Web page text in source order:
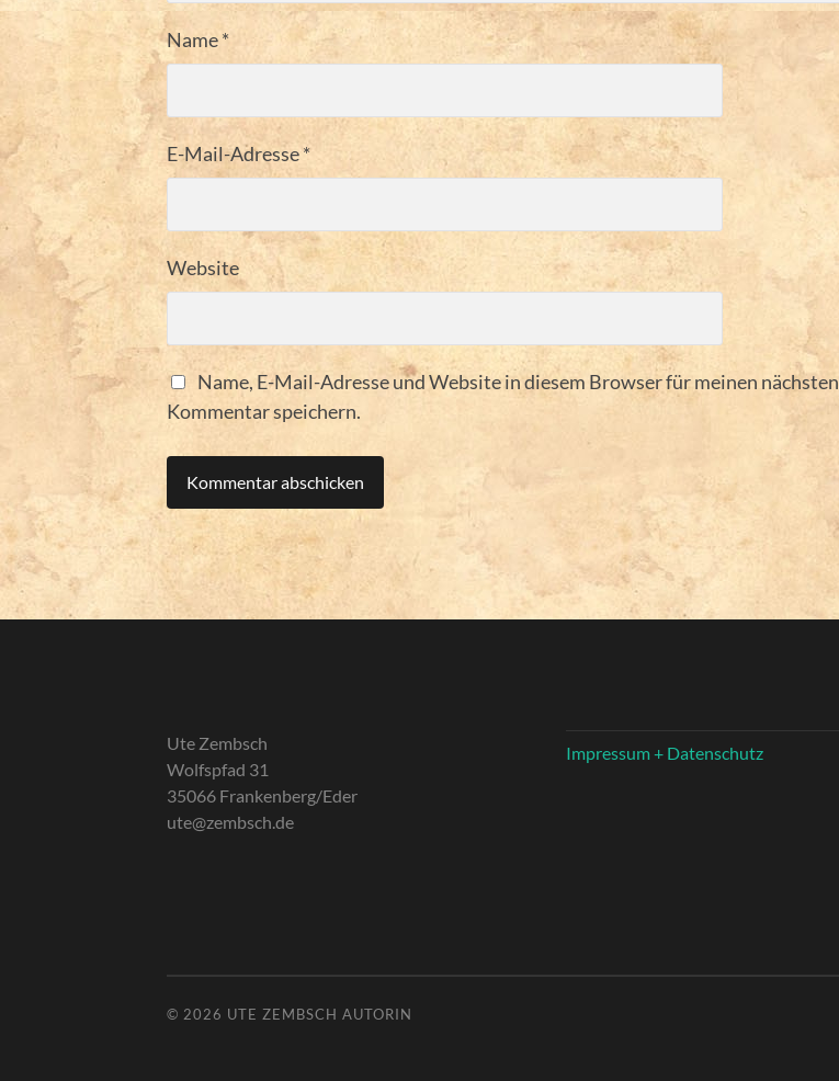
Name*
E-Mail-Adresse*
Website
Name, E-Mail-Adresse und Website in diesem Browser für meinen nächsten
Kommentar speichern.
Ute Zembsch
Wolfspfad 31
35066 Frankenberg/Eder
ute@zembsch.de
Impressum + Datenschutz
© 2026 UTE ZEMBSCH AUTORIN